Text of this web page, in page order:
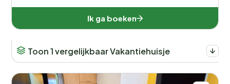
Afstand 1
Prijs
Ik ga boeken
Toon 1 vergelijkbaar Vakantiehuisje